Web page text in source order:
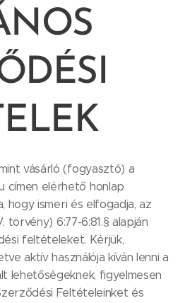
vásárló (fogyasztó) a
címen elérhető honlap
hogy ismeri és elfogadja, az
törvény) 6:77-6:81.§ alapján
feltételeket. Kérjük,
aktív használója kíván lenni a
lehetőségeknek, figyelmesen
Feltételeinket és